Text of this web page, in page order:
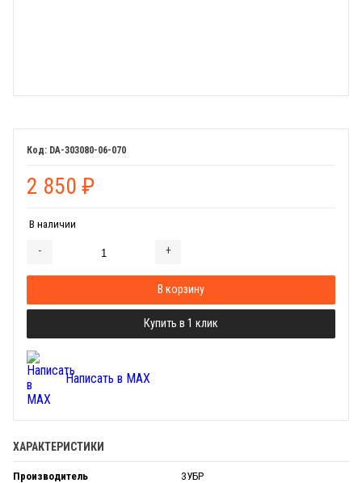
DA-303080-06-070
2 850 ₽
В наличии
- +
В корзину
Купить в 1 клик
Написать в MAX
ХАРАКТЕРИСТИКИ
Производитель ЗУБР